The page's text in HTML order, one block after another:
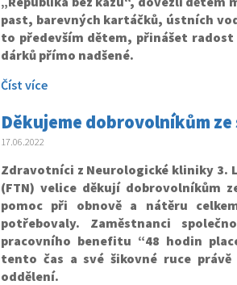
past, barevných kartáčků, ústních
to především dětem, přinášet
dárků přímo nadšené.
Číst více
Děkujeme dobrovolníkům ze
17.06.2022
Zdravotníci z Neurologické kliniky 3.
(FTN) velice děkují dobrovolníkům
pomoc při obnově a nátěru
potřebovaly. Zaměstnanci
pracovního benefitu “48 hodin
tento čas a své šikovné ruce
oddělení.